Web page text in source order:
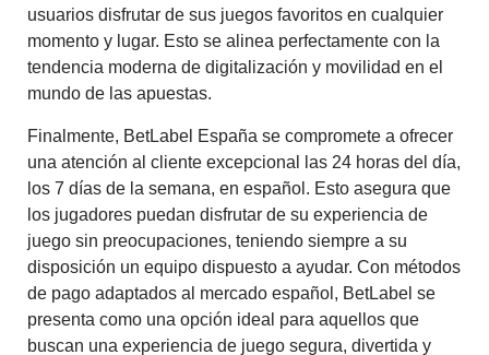
usuarios disfrutar de sus juegos favoritos en cualquier
momento y lugar. Esto se alinea perfectamente con la
tendencia moderna de digitalización y movilidad en el
mundo de las apuestas.
Finalmente, BetLabel España se compromete a ofrecer
una atención al cliente excepcional las 24 horas del día,
los 7 días de la semana, en español. Esto asegura que
los jugadores puedan disfrutar de su experiencia de
juego sin preocupaciones, teniendo siempre a su
disposición un equipo dispuesto a ayudar. Con métodos
de pago adaptados al mercado español, BetLabel se
presenta como una opción ideal para aquellos que
buscan una experiencia de juego segura, divertida y